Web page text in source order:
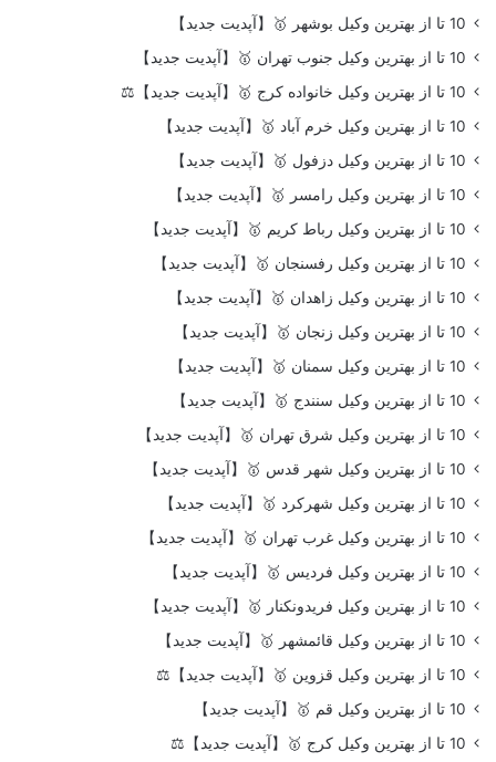
10 تا از بهترین وکیل بوشهر 🥇【آپدیت جدید】
10 تا از بهترین وکیل جنوب تهران 🥇【آپدیت جدید】
10 تا از بهترین وکیل خانواده کرج 🥇【آپدیت جدید】⚖️
10 تا از بهترین وکیل خرم آباد 🥇【آپدیت جدید】
10 تا از بهترین وکیل دزفول 🥇【آپدیت جدید】
10 تا از بهترین وکیل رامسر 🥇【آپدیت جدید】
10 تا از بهترین وکیل رباط کریم 🥇【آپدیت جدید】
10 تا از بهترین وکیل رفسنجان 🥇【آپدیت جدید】
10 تا از بهترین وکیل زاهدان 🥇【آپدیت جدید】
10 تا از بهترین وکیل زنجان 🥇【آپدیت جدید】
10 تا از بهترین وکیل سمنان 🥇【آپدیت جدید】
10 تا از بهترین وکیل سنندج 🥇【آپدیت جدید】
10 تا از بهترین وکیل شرق تهران 🥇【آپدیت جدید】
10 تا از بهترین وکیل شهر قدس 🥇【آپدیت جدید】
10 تا از بهترین وکیل شهرکرد 🥇【آپدیت جدید】
10 تا از بهترین وکیل غرب تهران 🥇【آپدیت جدید】
10 تا از بهترین وکیل فردیس 🥇【آپدیت جدید】
10 تا از بهترین وکیل فریدونکنار 🥇【آپدیت جدید】
10 تا از بهترین وکیل قائمشهر 🥇【آپدیت جدید】
10 تا از بهترین وکیل قزوین 🥇【آپدیت جدید】⚖️
10 تا از بهترین وکیل قم 🥇【آپدیت جدید】
10 تا از بهترین وکیل کرج 🥇【آپدیت جدید】⚖️